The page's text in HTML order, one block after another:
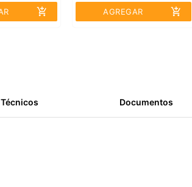
add_shopping_cart
AGREGAR
add_shopping_cart
Documentos